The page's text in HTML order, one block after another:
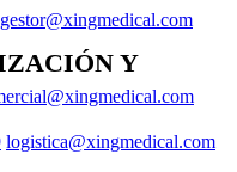
gestor@xingmedical.com
Y
logistica@xingmedical.com